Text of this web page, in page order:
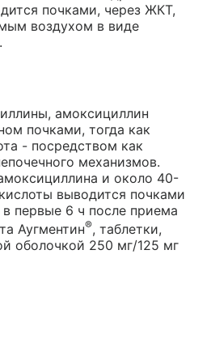
почками, через ЖКТ,
воздухом в виде
амоксициллин
почками, тогда как
- посредством как
механизмов.
и около 40-
выводится почками
первые 6 ч после приема
Аугментин®, таблетки,
оболочкой 250 мг/125 мг